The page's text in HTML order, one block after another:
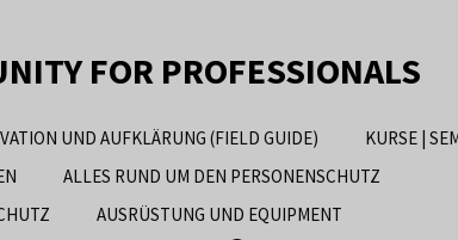
FOR PROFESSIONALS
UND AUFKLÄRUNG (FIELD GUIDE)
KURSE |
ALLES RUND UM DEN PERSONENSCHUTZ
AUSRÜSTUNG UND EQUIPMENT